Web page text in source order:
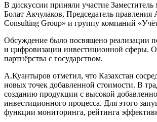
В дискуссии приняли участие
Болат Акчулаков, Председатель
Consulting Group» и группу компаний
Обсуждение было посвящено реализации
и цифровизации инвестиционной сферы.
партнёрства с государством.
А.Куантыров отметил, что Казахстан
новых точек добавленной стоимости. В
созданию продукции с высокой
инвестиционного процесса. Для этого
функции мониторинга, рейтинга